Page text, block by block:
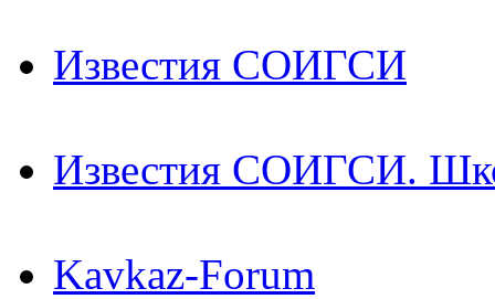
Известия СОИГСИ
Известия СОИГСИ.
Kavkaz-Forum